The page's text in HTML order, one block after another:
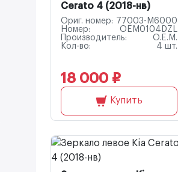
Cerato 4 (2018-нв)
Ориг. номер:
77003-M6000
Номер:
OEM0104DZL
Производитель:
O.E.M.
Кол-во:
4 шт.
18 000 ₽
Купить